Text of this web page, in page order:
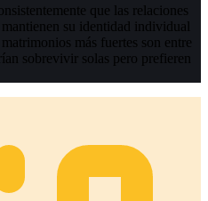
que las relaciones
su identidad individual
más fuertes son entre
sobrevivir solas pero prefieren